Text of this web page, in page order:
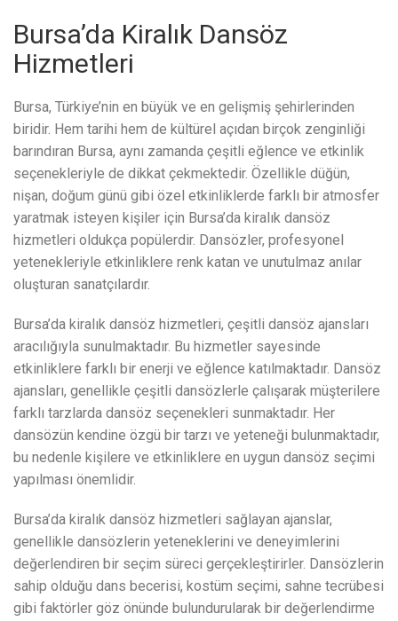
Bursa’da Kiralık Dansöz
Hizmetleri
Bursa, Türkiye’nin en büyük ve en gelişmiş şehirlerinden
biridir. Hem tarihi hem de kültürel açıdan birçok zenginliği
barındıran Bursa, aynı zamanda çeşitli eğlence ve etkinlik
seçenekleriyle de dikkat çekmektedir. Özellikle düğün,
nişan, doğum günü gibi özel etkinliklerde farklı bir atmosfer
yaratmak isteyen kişiler için Bursa’da kiralık dansöz
hizmetleri oldukça popülerdir. Dansözler, profesyonel
yetenekleriyle etkinliklere renk katan ve unutulmaz anılar
oluşturan sanatçılardır.
Bursa’da kiralık dansöz hizmetleri, çeşitli dansöz ajansları
aracılığıyla sunulmaktadır. Bu hizmetler sayesinde
etkinliklere farklı bir enerji ve eğlence katılmaktadır. Dansöz
ajansları, genellikle çeşitli dansözlerle çalışarak müşterilere
farklı tarzlarda dansöz seçenekleri sunmaktadır. Her
dansözün kendine özgü bir tarzı ve yeteneği bulunmaktadır,
bu nedenle kişilere ve etkinliklere en uygun dansöz seçimi
yapılması önemlidir.
Bursa’da kiralık dansöz hizmetleri sağlayan ajanslar,
genellikle dansözlerin yeteneklerini ve deneyimlerini
değerlendiren bir seçim süreci gerçekleştirirler. Dansözlerin
sahip olduğu dans becerisi, kostüm seçimi, sahne tecrübesi
gibi faktörler göz önünde bulundurularak bir değerlendirme